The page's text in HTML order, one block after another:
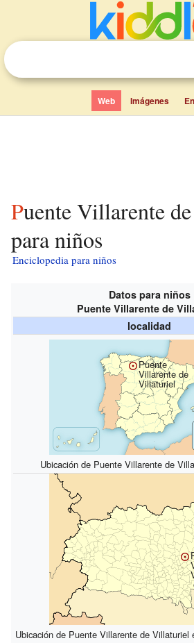
Web Imágenes
Puente Villarente de Villaturiel
para niños
Enciclopedia para niños
Datos para niños
Puente Villarente de
localidad
Puente
Villarente de
Villaturiel
Ubicación de Puente Villarente de
Ubicación de Puente Villarente de Villaturiel